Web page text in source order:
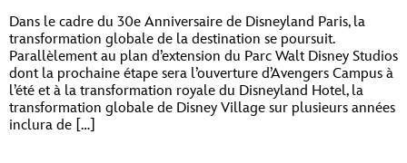
Dans le cadre du 30e Anniversaire de Disneyland Paris, la
transformation globale de la destination se poursuit.
Parallèlement au plan d’extension du Parc Walt Disney Studios
dont la prochaine étape sera l’ouverture d’Avengers Campus à
l’été et à la transformation royale du Disneyland Hotel, la
transformation globale de Disney Village sur plusieurs années
inclura de […]